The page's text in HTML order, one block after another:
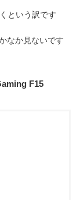
という訳です
なか見ないです
F15